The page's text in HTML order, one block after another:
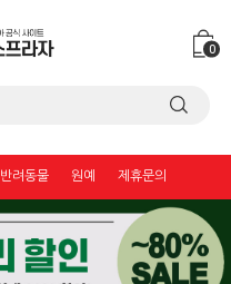
0
반려동물 원예 제휴문의